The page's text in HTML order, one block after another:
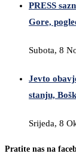
PRESS
Gore,
Subota, 8
Jevto
stanju,
Srijeda, 8
Pratite nas na